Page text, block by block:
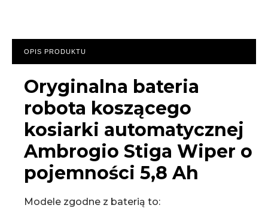
OPIS PRODUKTU
Oryginalna bateria
robota koszącego
kosiarki automatycznej
Ambrogio Stiga Wiper o
pojemności 5,8 Ah
Modele zgodne z baterią to: